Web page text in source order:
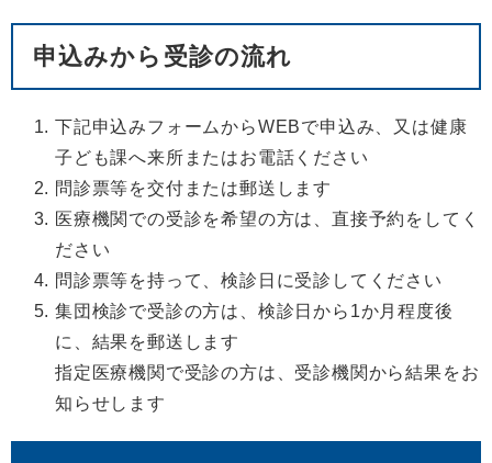
申込みから受診の流れ
下記申込みフォームからWEBで申込み、又は健康
子ども課へ来所またはお電話ください
問診票等を交付または郵送します
医療機関での受診を希望の方は、直接予約をしてく
ださい
問診票等を持って、検診日に受診してください
集団検診で受診の方は、検診日から1か月程度後
に、結果を郵送します
指定医療機関で受診の方は、受診機関から結果をお
知らせします